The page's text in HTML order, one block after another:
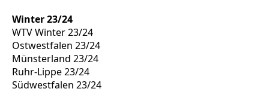
Winter 23/24
WTV Winter 23/24
Ostwestfalen 23/24
Münsterland 23/24
Ruhr-Lippe 23/24
Südwestfalen 23/24